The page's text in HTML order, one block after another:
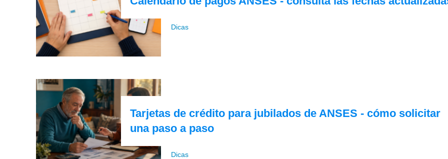
Dicas
Tarjetas de crédito para jubilados de ANSES - cómo solicitar
una paso a paso
Dicas